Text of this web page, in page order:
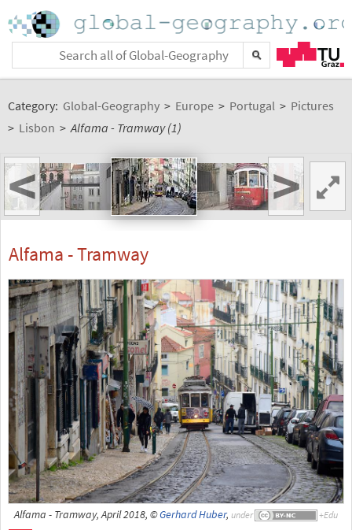
Category: Global-Geography > Europe > Portugal > Pictures
> Lisbon > Alfama - Tramway (1)
< >
Alfama - Tramway
Alfama - Tramway, April 2018, ©Gerhard Huber, under